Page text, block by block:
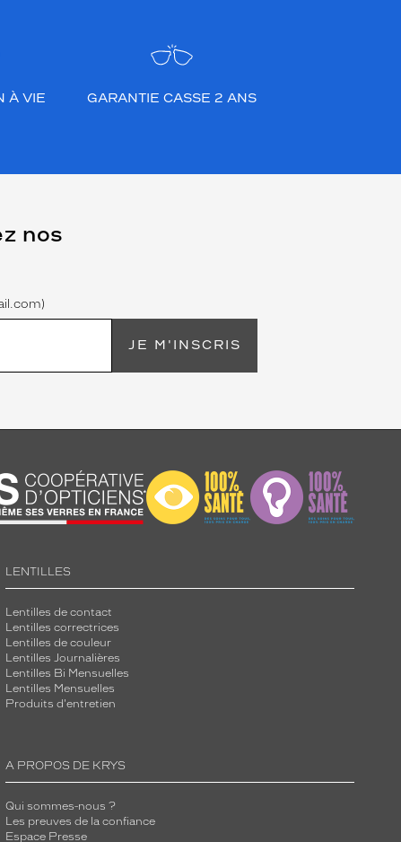
À VIE GARANTIE CASSE 2 ANS
nos
JE M'INSCRIS
LENTILLES
Lentilles de contact
Lentilles correctrices
Lentilles de couleur
Lentilles Journalières
Lentilles Bi Mensuelles
Lentilles Mensuelles
Produits d'entretien
A PROPOS DE KRYS
Qui sommes-nous ?
Les preuves de la confiance
Espace Presse